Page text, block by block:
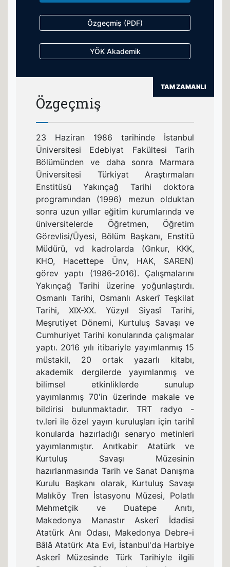
Özgeçmiş (PDF)
YÖK Akademik
TAM ZAMANLI
Özgeçmiş
23 Haziran 1986 tarihinde İstanbul
Üniversitesi Edebiyat Fakültesi Tarih
Bölümünden ve daha sonra Marmara
Üniversitesi Türkiyat Araştırmaları
Enstitüsü Yakınçağ Tarihi doktora
programından (1996) mezun olduktan
sonra uzun yıllar eğitim kurumlarında ve
üniversitelerde Öğretmen, Öğretim
Görevlisi/Üyesi, Bölüm Başkanı, Enstitü
Müdürü, vd kadrolarda (Gnkur, KKK,
KHO, Hacettepe Ünv, HAK, SAREN)
görev yaptı (1986-2016). Çalışmalarını
Yakınçağ Tarihi üzerine yoğunlaştırdı.
Osmanlı Tarihi, Osmanlı Askerî Teşkilat
Tarihi, XIX-XX. Yüzyıl Siyasî Tarihi,
Meşrutiyet Dönemi, Kurtuluş Savaşı ve
Cumhuriyet Tarihi konularında çalışmalar
yaptı. 2016 yılı itibariyle yayımlanmış 15
müstakil, 20 ortak yazarlı kitabı,
akademik dergilerde yayımlanmış ve
bilimsel etkinliklerde sunulup
yayımlanmış 70'in üzerinde makale ve
bildirisi bulunmaktadır. TRT radyo -
tv.leri ile özel yayın kuruluşları için tarihî
konularda hazırladığı senaryo metinleri
yayımlanmıştır. Anıtkabir Atatürk ve
Kurtuluş Savaşı Müzesinin
hazırlanmasında Tarih ve Sanat Danışma
Kurulu Başkanı olarak, Kurtuluş Savaşı
Malıköy Tren İstasyonu Müzesi, Polatlı
Mehmetçik ve Duatepe Anıtı,
Makedonya Manastır Askerî İdadisi
Atatürk Anı Odası, Makedonya Debre-i
Bâlâ Atatürk Ata Evi, İstanbul'da Harbiye
Askerî Müzesinde Türk Tarihiyle ilgili